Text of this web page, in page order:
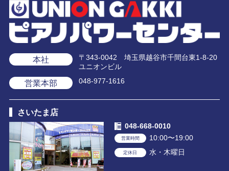
本社
〒343-0042 埼玉県越谷市千間台東1-8-20
ユニオンビル
営業本部 048-977-1616
さいたま店
048-668-0010
営業時間 10:00〜19:00
定休日 水・木曜日